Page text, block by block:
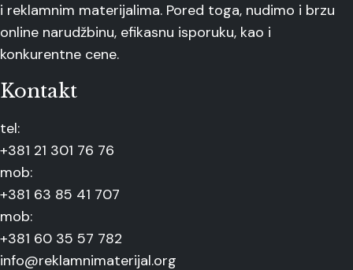
i reklamnim materijalima. Pored toga, nudimo i brzu
online narudžbinu, efikasnu isporuku, kao i
konkurentne cene.
Kontakt
tel:
+381 21 301 76 76
mob:
+381 63 85 41 707
mob:
+381 60 35 57 782
info@reklamnimaterijal.org